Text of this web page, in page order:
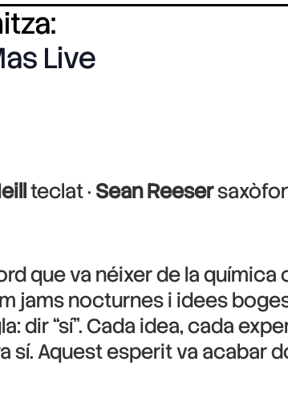
Live
teclat · Sean Reeser
que va néixer de la química
jams nocturnes i idees
dir “sí”. Cada idea, cada
sí. Aquest esperit va acabar